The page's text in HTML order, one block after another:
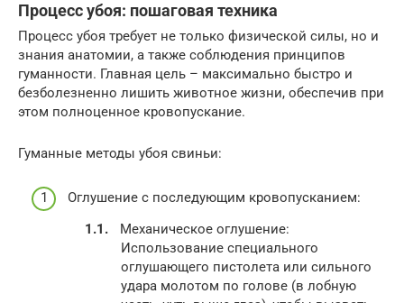
Процесс убоя: пошаговая техника
Процесс убоя требует не только физической силы, но и
знания анатомии, а также соблюдения принципов
гуманности. Главная цель – максимально быстро и
безболезненно лишить животное жизни, обеспечив при
этом полноценное кровопускание.
Гуманные методы убоя свиньи:
Оглушение с последующим кровопусканием:
Механическое оглушение:
Использование специального
оглушающего пистолета или сильного
удара молотом по голове (в лобную